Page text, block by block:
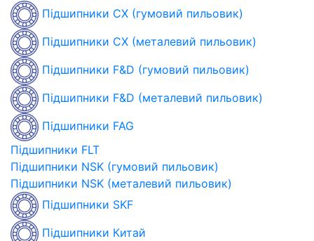
Підшипники CX (гумовий пильовик)
Підшипники CX (металевий пильовик)
Підшипники F&D (гумовий пильовик)
Підшипники F&D (металевий пильовик)
Підшипники FAG
Підшипники FLT
Підшипники NSK (гумовий пильовик)
Підшипники NSK (металевий пильовик)
Підшипники SKF
Підшипники Китай